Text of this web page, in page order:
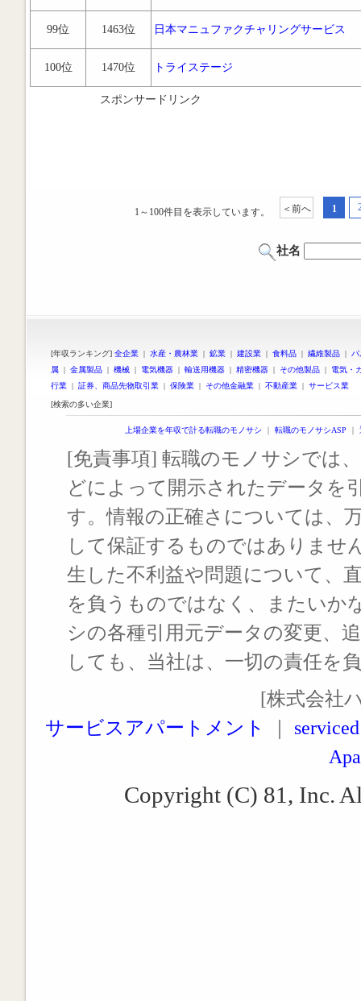
99位 1463位 日本マニュファクチャリングサービス
100位 1470位 トライステージ
スポンサードリンク
1～100件目を表示しています。 ＜前へ 1
社名
[年収ランキング] 全企業 | 水産・農林業 | 鉱業 | 建設業 | 食料品 | 繊維製品 |
属 | 金属製品 | 機械 | 電気機器 | 輸送用機器 | 精密機器 | その他製品 | 電気・
行業 | 証券、商品先物取引業 | 保険業 | その他金融業 | 不動産業 | サービス業
[検索の多い企業]
上場企業を年収で計る転職のモノサシ ｜ 転職のモノサシASP ｜
[免責事項] 転職のモノサシでは
どによって開示されたデータを
す。情報の正確さについては、
して保証するものではありませ
生した不利益や問題について、
を負うものではなく、またいか
シの各種引用元データの変更、
しても、当社は、一切の責任を
[株式会社
サービスアパートメント
Copyright (C) 81, Inc.